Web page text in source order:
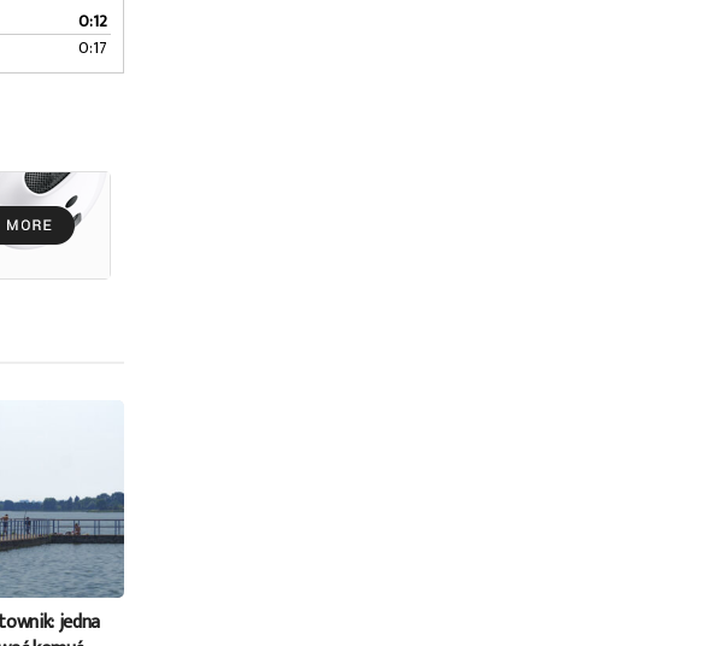
góry
lub
zmniejszyć
głośność.
0:12
0:17
jedna